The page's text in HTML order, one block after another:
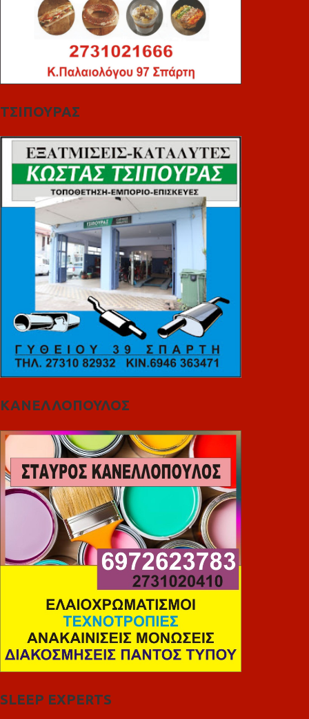
ΤΣΙΠΟΥΡΑΣ
ΚΑΝΕΛΛΟΠΟΥΛΟΣ
SLEEP EXPERTS